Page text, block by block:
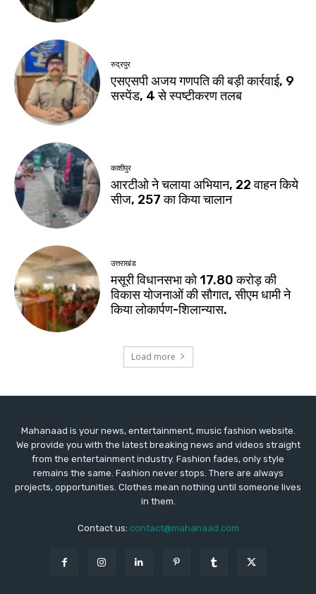
Mahanaad is your news, entertainment, music fashion website.
We provide you with the latest breaking news and videos straight
from the entertainment industry. Fashion fades, only style
remains the same. Fashion never stops. There are always
projects, opportunities. Clothes mean nothing until someone lives
in them.
Contact us: contact@mahanaad.com